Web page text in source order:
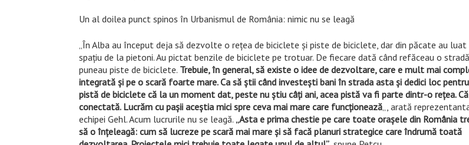
Un al doilea punct spinos în Urbanismul de România: nimic nu se leagă
„În Alba au început deja să dezvolte o reţea de biciclete şi piste de biciclete, dar din păcate au luat
spaţiu de la pietoni. Au pictat benzile de biciclete pe trotuar. De fiecare dată când refăceau o stradă
puneau piste de biciclete. Trebuie, în general, să existe o idee de dezvoltare, care e mult mai
integrată şi pe o scară foarte mare. Ca să ştii când investeşti bani în strada asta şi dedici loc
pistă de biciclete că la un moment dat, peste nu ştiu câţi ani, acea pistă va fi parte dintr-o reţea.
conectată. Lucrăm cu paşii aceştia mici spre ceva mai mare care funcţionează„, arată
echipei Gehl. Acum lucrurile nu se leagă. „Asta e prima chestie pe care toate oraşele din România
să o înţeleagă: cum să lucreze pe scară mai mare şi să facă planuri strategice care îndrumă toată